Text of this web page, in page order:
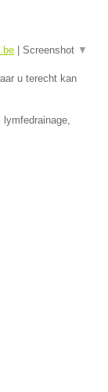
Screenshot ▼
u terecht kan
lymfedrainage,